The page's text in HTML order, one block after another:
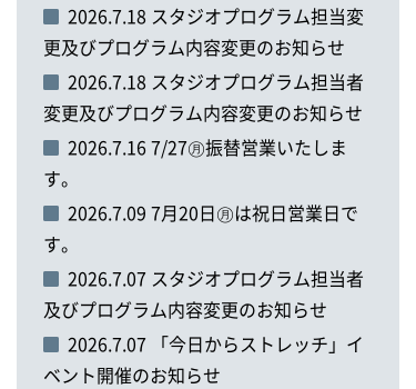
2026.7.18 スタジオプログラム担当変
更及びプログラム内容変更のお知らせ
2026.7.18 スタジオプログラム担当者
変更及びプログラム内容変更のお知らせ
2026.7.16 7/27㊊振替営業いたしま
す。
2026.7.09 7月20日㊊は祝日営業日で
す。
2026.7.07 スタジオプログラム担当者
及びプログラム内容変更のお知らせ
2026.7.07 「今日からストレッチ」イ
ベント開催のお知らせ